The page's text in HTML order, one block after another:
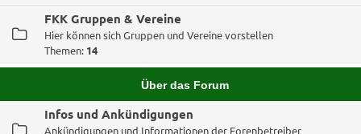
FKK Gruppen & Vereine
Hier können sich Gruppen und Vereine vorstellen
Themen: 14
Über das Forum
Infos und Ankündigungen
Ankündigungen und Informationen der Forenbetreiber